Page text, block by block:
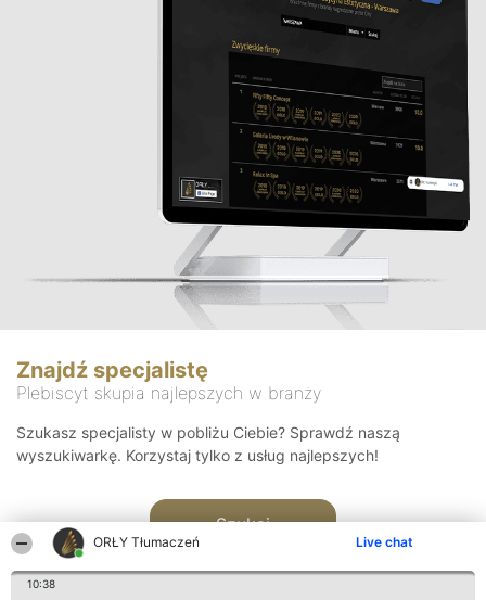
ORŁY Tłumaczeń Live chat
10:38
Znajdź specjalistę
Plebiscyt skupia najlepszych w branży
Szukasz specjalisty w pobliżu Ciebie? Sprawdź naszą
wyszukiwarkę. Korzystaj tylko z usług najlepszych!
Szukaj